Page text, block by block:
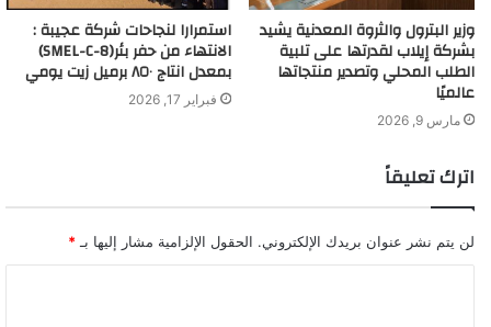
وزير البترول والثروة المعدنية يشيد
بشركة إيلاب لقدرتها على تلبية
الطلب المحلي وتصدير منتجاتها
عالميًا
مارس 9, 2026
استمرارا لنجاحات شركة عجيبة :
الانتهاء من حفر بئر(SMEL-C-8)
بمعدل انتاج ٨٥٠ برميل زيت يومي
فبراير 17, 2026
اترك تعليقاً
لن يتم نشر عنوان بريدك الإلكتروني. الحقول الإلزامية مشار إليها بـ *